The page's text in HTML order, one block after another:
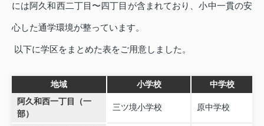
には阿久和西二丁目〜四丁目が含まれており、小中一貫の安
心した通学環境が整っています。
以下に学区をまとめた表をご用意しました。
地域 小学校
中学校
阿久和西一丁目（一
部）
三ツ境小学校 原中学校